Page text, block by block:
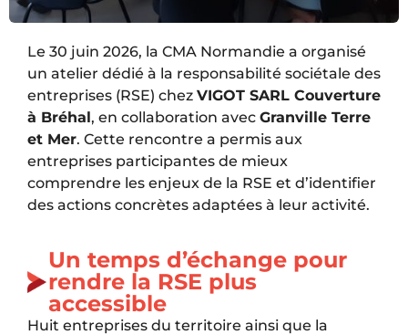
Le 30 juin 2026, la CMA Normandie a organisé
un atelier dédié à la responsabilité sociétale des
entreprises (RSE) chez VIGOT SARL Couverture
à Bréhal, en collaboration avec Granville Terre
et Mer. Cette rencontre a permis aux
entreprises participantes de mieux
comprendre les enjeux de la RSE et d’identifier
des actions concrètes adaptées à leur activité.
Un temps d’échange pour
rendre la RSE plus
accessible
Huit entreprises du territoire ainsi que la